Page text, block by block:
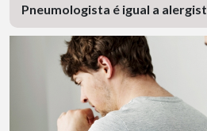
Pneumologista é igual a